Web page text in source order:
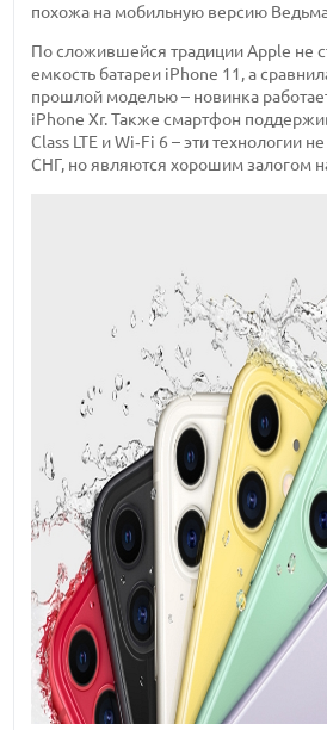
похожа на мобильную версию
По сложившейся традиции Apple не
емкость батареи iPhone 11, а
прошлой моделью – новинка
iPhone Xr. Также смартфон
Class LTE и Wi‑Fi 6 – эти технологии
СНГ, но являются хорошим залогом